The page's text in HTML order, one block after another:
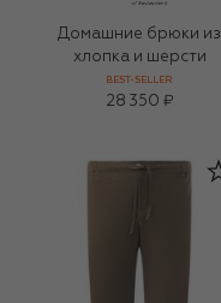
Домашние брюки из
хлопка и шерсти
BEST-SELLER
28 350 ₽